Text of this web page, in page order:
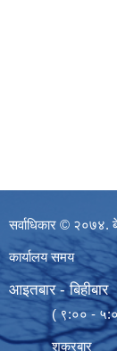
सर्वाधिकार © २०७४.
कार्यालय समय
आइतबार - बिहीबार
( ९:०० -
शुक्रबार